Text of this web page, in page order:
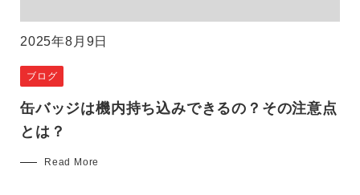
2025年8月9日
ブログ
缶バッジは機内持ち込みできるの？その注意点
とは？
Read More